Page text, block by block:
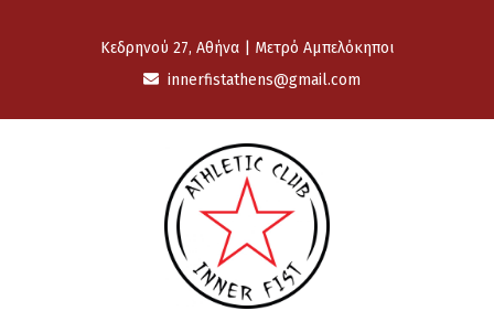
Κεδρηνού 27, Αθήνα | Μετρό Αμπελόκηποι
innerfistathens@gmail.com